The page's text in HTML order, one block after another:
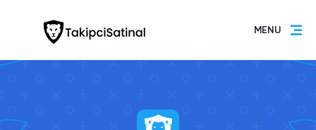
MENU